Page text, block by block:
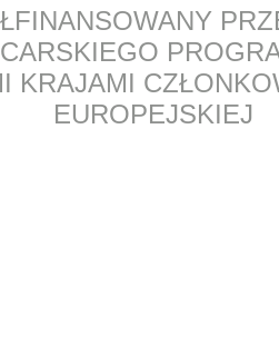
KRAJAMI
EUROPEJSKIEJ